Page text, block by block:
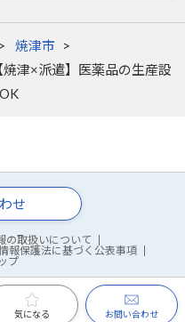
焼津市
焼津×派遣】医薬品の生産設
気になる お問い合わせ
せ
の取扱いについて
報保護法に基づく公表事項
プ
Ltd.